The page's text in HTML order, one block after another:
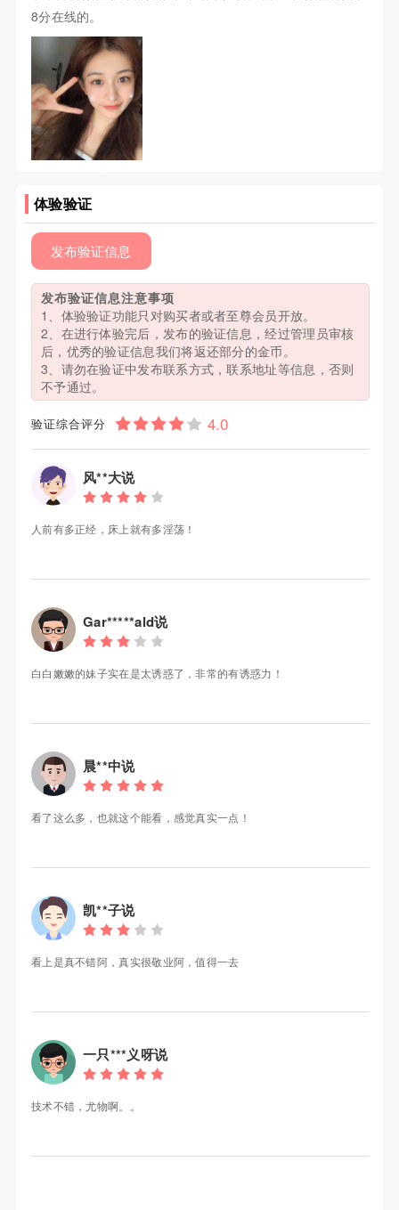
8分在线的。
体验验证
发布验证信息
发布验证信息注意事项
1、体验验证功能只对购买者或者至尊会员开放。
2、在进行体验完后，发布的验证信息，经过管理员审核
后，优秀的验证信息我们将返还部分的金币。
3、请勿在验证中发布联系方式，联系地址等信息，否则
不予通过。
验证综合评分
风**大说
人前有多正经，床上就有多淫荡！
Gar*****ald说
白白嫩嫩的妹子实在是太诱惑了，非常的有诱惑力！
晨**中说
看了这么多，也就这个能看，感觉真实一点！
凯**子说
看上是真不错阿，真实很敬业阿，值得一去
一只***义呀说
技术不错，尤物啊。。